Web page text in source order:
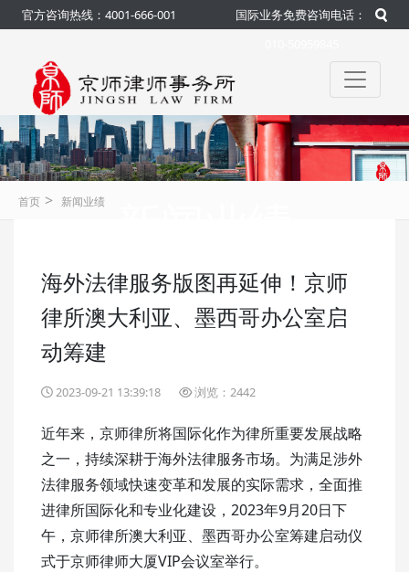
官方咨询热线：4001-666-001
国际业务免费咨询电话：
官方 咨询热线：4001-666-001
首页 > 新闻业绩
海外法律服务版图再延伸！京师
律所澳大利亚、墨西哥办公室启
动筹建
2023-09-21 13:39:18 浏览：2442
近年来，京师律所将国际化作为律所重要发展战略
之一，持续深耕于海外法律服务市场。为满足涉外
法律服务领域快速变革和发展的实际需求，全面推
进律所国际化和专业化建设，2023年9月20日下
午，京师律所澳大利亚、墨西哥办公室筹建启动仪
式于京师律师大厦VIP会议室举行。